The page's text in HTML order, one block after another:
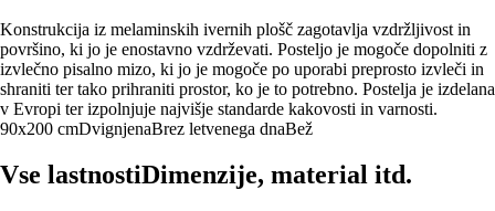
Konstrukcija iz melaminskih ivernih plošč zagotavlja vzdržljivost in
površino, ki jo je enostavno vzdrževati. Posteljo je mogoče dopolniti z
izvlečno pisalno mizo, ki jo je mogoče po uporabi preprosto izvleči in
shraniti ter tako prihraniti prostor, ko je to potrebno. Postelja je izdelana
v Evropi ter izpolnjuje najvišje standarde kakovosti in varnosti.
90x200 cmDvignjenaBrez letvenega dnaBež
Vse lastnostiDimenzije, material itd.